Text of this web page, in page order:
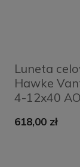
Luneta
Hawke
4-12x40
618,00 zł